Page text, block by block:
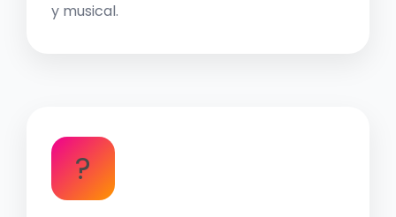
y musical.
?